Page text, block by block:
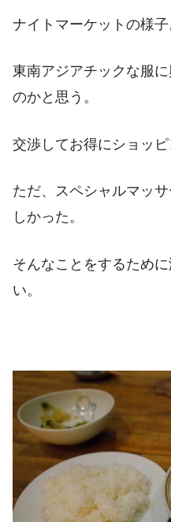
ナイトマーケットの様子
東南アジアチックな服
のかと思う。
交渉してお得にショッピ
ただ、スペシャルマッ
しかった。
そんなことをするため
い。